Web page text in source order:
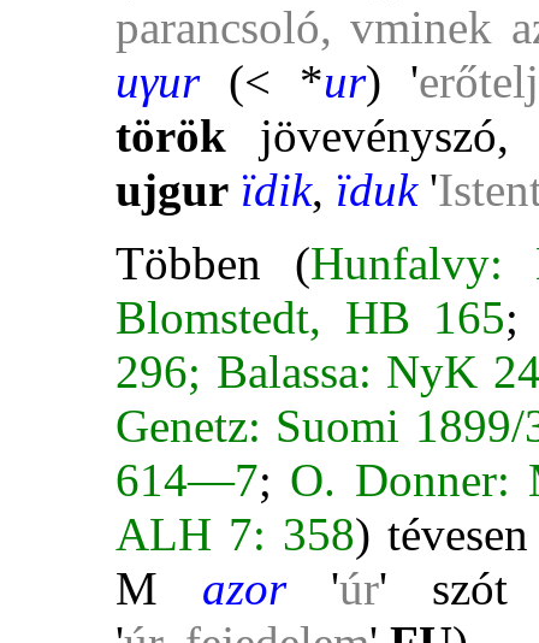
parancsoló, vminek
uγur(< *ur) '
török
ujgur ïdik, ïduk'
Többen (
Blomstedt, HB 165;
296; Balassa: NyK
Genetz: Suomi
614—7; O. Donner:
ALH 7: 358)
M azor'úr' szót